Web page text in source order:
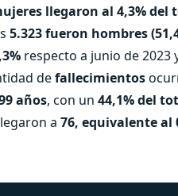
llegaron al 4,3% del
5.323 fueron hombres
respecto a junio de 2023
defallecimientos
años, con un 44,1% del
a 76, equivalente al